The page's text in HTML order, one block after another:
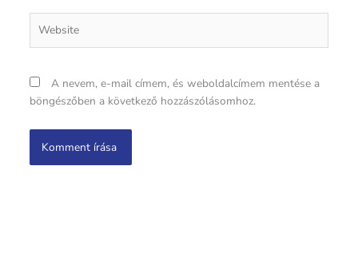
A nevem, e-mail címem, és weboldalcímem mentése a
böngészőben a következő hozzászólásomhoz.